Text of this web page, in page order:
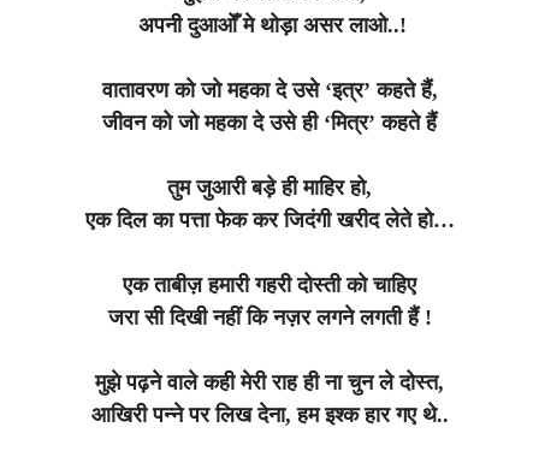
अपनी दुआओँ मे थोड़ा असर लाओ..!
वातावरण को जो महका दे उसे ‘इत्र’ कहते हैं,
जीवन को जो महका दे उसे ही ‘मित्र’ कहते हैं
तुम जुआरी बड़े ही माहिर हो,
एक दिल का पत्ता फेक कर जिदंगी खरीद लेते हो…
एक ताबीज़ हमारी गहरी दोस्ती को चाहिए
जरा सी दिखी नहीं कि नज़र लगने लगती हैं !
मुझे पढ़ने वाले कही मेरी राह ही ना चुन ले दोस्त,
आखिरी पन्ने पर लिख देना, हम इश्क हार गए थे..